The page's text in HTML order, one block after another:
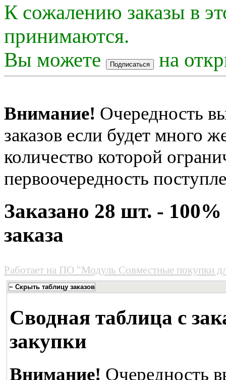
К сожалению заказы в
принимаются.
Вы можете
на
Внимание! Очередность
заказов если будет много
количество которой
первоочередность
Заказано 28 шт. -
заказа
Работает на ПО "Модуль Совместные покупки
Сводная таблица с
закупки
Внимание! Очередность